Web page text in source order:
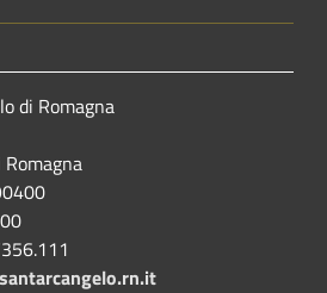
di Romagna